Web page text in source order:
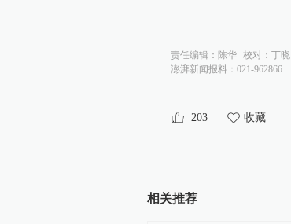
责任编辑： 陈华 校对： 丁晓
澎湃新闻报料：021-962866
203 收藏
相关推荐